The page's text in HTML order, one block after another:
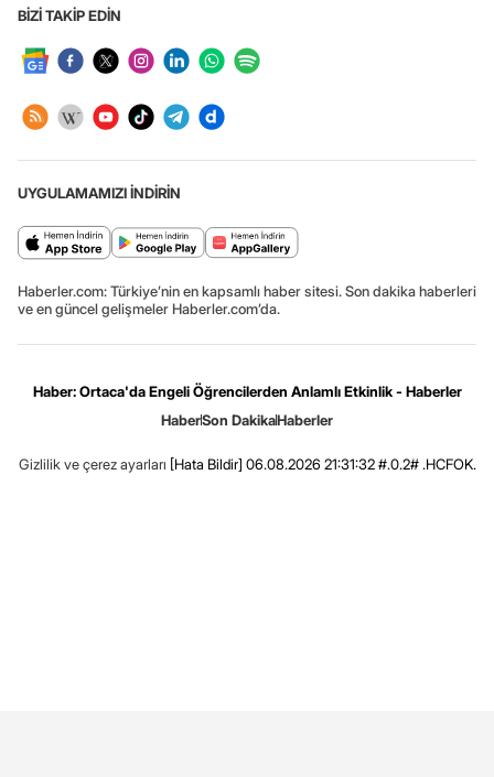
BİZİ TAKİP EDİN
UYGULAMAMIZI İNDİRİN
Haberler.com: Türkiye’nin en kapsamlı haber sitesi. Son dakika haberleri
ve en güncel gelişmeler Haberler.com’da.
Haber: Ortaca'da Engeli Öğrencilerden Anlamlı Etkinlik - Haberler
HaberSon DakikaHaberler
Gizlilik ve çerez ayarları [Hata Bildir] 06.08.2026 21:31:32 #.0.2# .HCFOK.